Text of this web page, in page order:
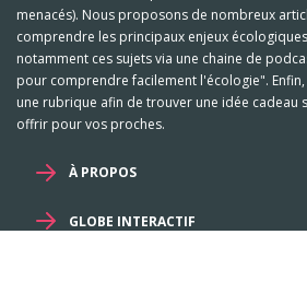
menacés). Nous proposons de nombreux
comprendre les principaux enjeux
notamment ces sujets via une chaine de
pour comprendre facilement l'écologie".
une rubrique afin de trouver une idée cadeau
offrir pour vos proches.
À PROPOS
GLOBE INTERACTIF